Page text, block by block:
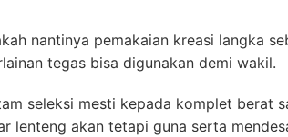
nantinya pemakaian kreasi langka
tegas bisa digunakan demi wakil.
seleksi mesti kepada komplet berat
lenteng akan tetapi guna serta